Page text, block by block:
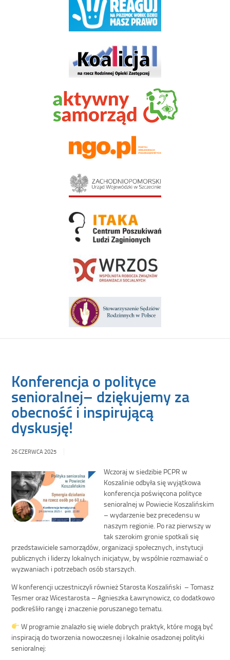
Konferencja o polityce
senioralnej– dziękujemy za
obecność i inspirującą
dyskusję!
26 CZERWCA 2025
Wczoraj w siedzibie PCPR w
Koszalinie odbyła się wyjątkowa
konferencja poświęcona polityce
senioralnej w Powiecie Koszalińskim
– wydarzenie bez precedensu w
naszym regionie. Po raz pierwszy w
tak szerokim gronie spotkali się
przedstawiciele samorządów, organizacji społecznych, instytucji
publicznych i liderzy lokalnych inicjatyw, by wspólnie rozmawiać o
wyzwaniach i potrzebach osób starszych.
W konferencji uczestniczyli również Starosta Koszaliński – Tomasz
Tesmer oraz Wicestarosta – Agnieszka Ławrynowicz, co dodatkowo
podkreśliło rangę i znaczenie poruszanego tematu.
W programie znalazło się wiele dobrych praktyk, które mogą być
inspiracją do tworzenia nowoczesnej i lokalnie osadzonej polityki
senioralnej: